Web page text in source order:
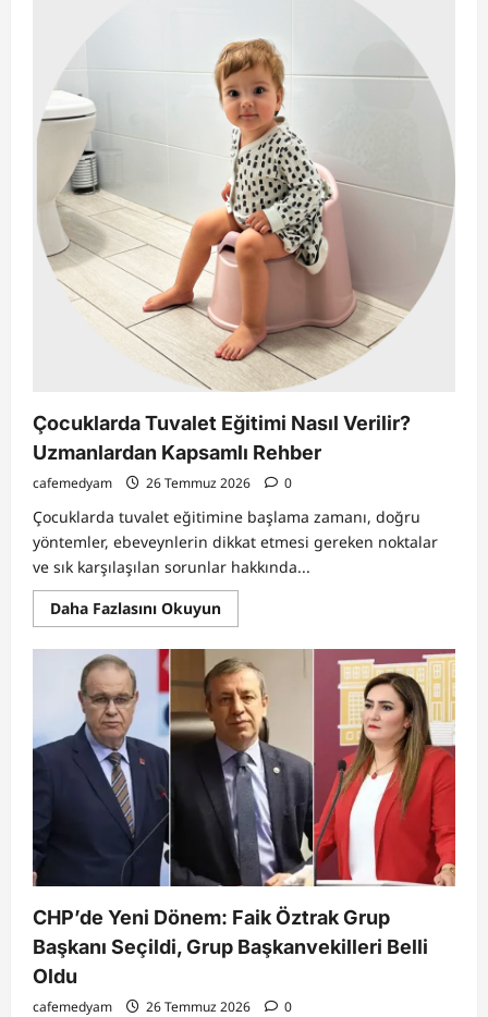
Tarifi:
Çocuk
Partileri
İçin
Eğlenceli
Pasta
Çocuklarda Tuvalet Eğitimi Nasıl Verilir?
Uzmanlardan Kapsamlı Rehber
cafemedyam 26 Temmuz 2026 0
Çocuklarda tuvalet eğitimine başlama zamanı, doğru
yöntemler, ebeveynlerin dikkat etmesi gereken noktalar
ve sık karşılaşılan sorunlar hakkında...
Daha Fazlasını OkuyunRead
more
Çocuklarda
Tuvalet
Eğitimi
Nasıl
Verilir?
Uzmanlardan
Kapsamlı
Rehber
CHP’de Yeni Dönem: Faik Öztrak Grup
Başkanı Seçildi, Grup Başkanvekilleri Belli
Oldu
cafemedyam 26 Temmuz 2026 0